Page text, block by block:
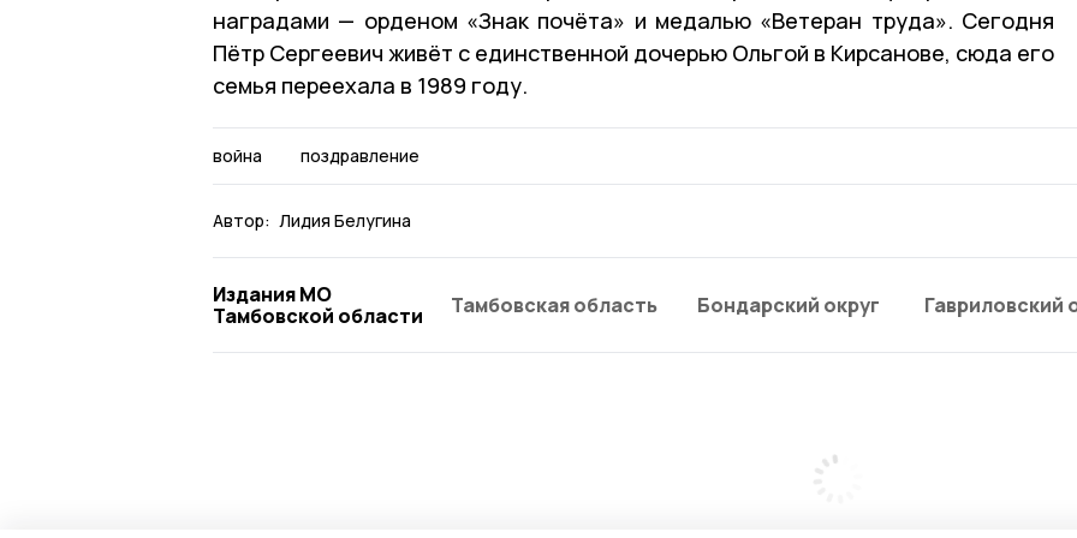
наградами — орденом «Знак почёта» и медалью «Ветеран труда». Сегодня
Пётр Сергеевич живёт с единственной дочерью Ольгой в Кирсанове, сюда его
семья переехала в 1989 году.
война поздравление
Автор: Лидия Белугина
Издания МО
Тамбовской области
Тамбовская область Бондарский округ Гавриловский